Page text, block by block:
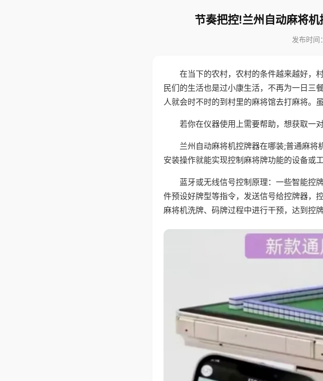
节奏把控!兰州自动麻将
发布时
在当下的农村，农村的条件越来越好，
民们的生活也是过小康生活，不再为一日三
人就会时不时的到村里的麻将馆去打麻将。
若你在仪器使用上需要帮助，想获取一
兰州自动麻将机控牌器在哪装;普通麻
安装操作就能实现控制麻将牌功能的设备或工
蓝牙或无线信号控制原理：一些智能控
件预设好牌型等指令，发送信号给控牌器，
麻将机洗牌、码牌过程中进行干预，达到控牌